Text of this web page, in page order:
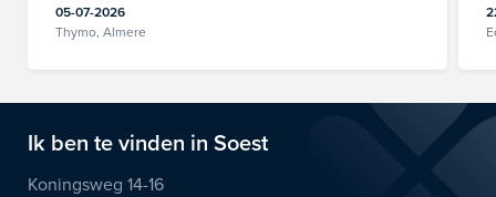
05-07-2026
Thymo, Almere
Ik ben te vinden in Soest
Koningsweg 14-16